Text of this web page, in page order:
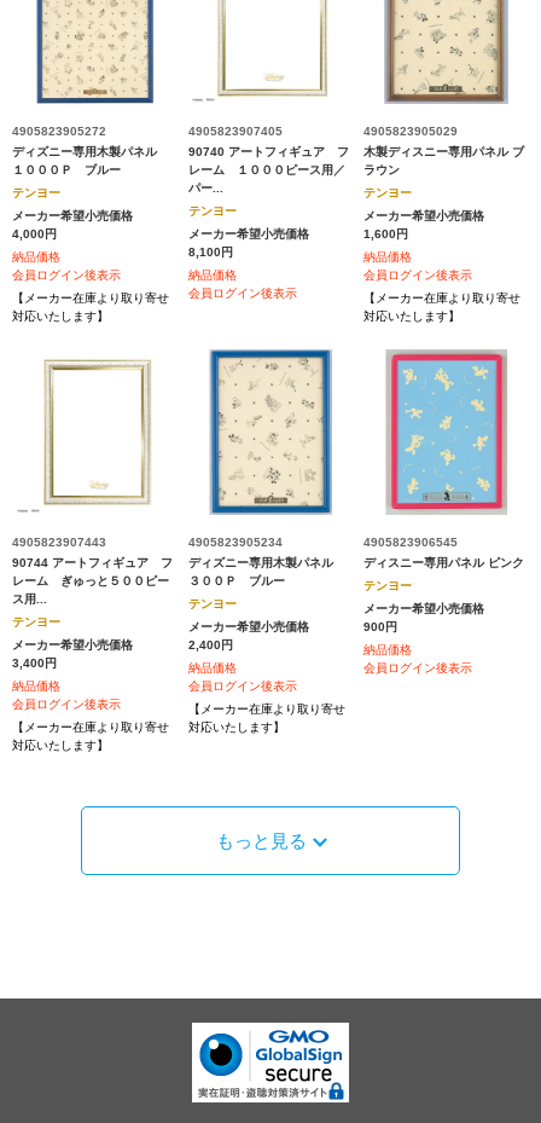
4905823905272
ディズニー専用木製パネル
１０００Ｐ ブルー
テンヨー
メーカー希望小売価格
4,000円
納品価格
会員ログイン後表示
【メーカー在庫より取り寄せ
対応いたします】
4905823907405
90740 アートフィギュア フ
レーム １０００ピース用／
パー...
テンヨー
メーカー希望小売価格
8,100円
納品価格
会員ログイン後表示
4905823905029
木製ディスニー専用パネル ブ
ラウン
テンヨー
メーカー希望小売価格
1,600円
納品価格
会員ログイン後表示
【メーカー在庫より取り寄せ
対応いたします】
4905823907443
90744 アートフィギュア フ
レーム ぎゅっと５００ピー
ス用...
テンヨー
メーカー希望小売価格
3,400円
納品価格
会員ログイン後表示
【メーカー在庫より取り寄せ
対応いたします】
4905823905234
ディズニー専用木製パネル
３００Ｐ ブルー
テンヨー
メーカー希望小売価格
2,400円
納品価格
会員ログイン後表示
【メーカー在庫より取り寄せ
対応いたします】
4905823906545
ディスニー専用パネル ピンク
テンヨー
メーカー希望小売価格
900円
納品価格
会員ログイン後表示
もっと見る